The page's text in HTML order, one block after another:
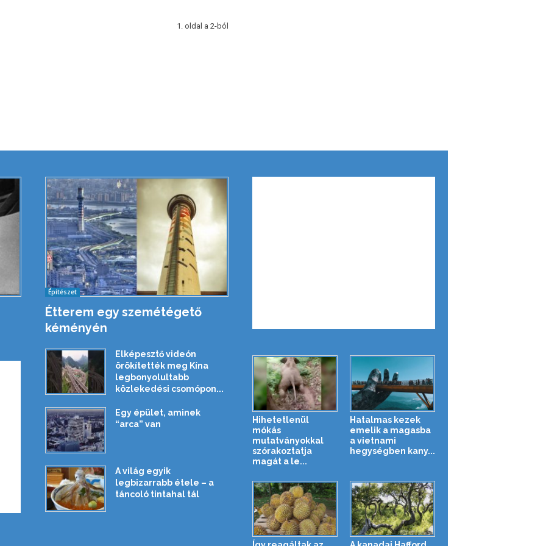
1. oldal a 2-ból
Építészet
Étterem egy szemétégető
kéményén
Elképesztő videón
örökítették meg Kína
legbonyolultabb
közlekedési csomópon...
Egy épület, aminek
“arca” van
A világ egyik
legbizarrabb étele – a
táncoló tintahal tál
Hihetetlenül
mókás
mutatványokkal
szórakoztatja
magát a le...
Hatalmas kezek
emelik a magasba
a vietnami
hegységben kany...